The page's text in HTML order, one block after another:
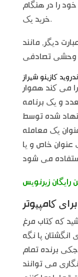
خود را در هنگام
خرید یک.
دیگر, مانند
کازینو شیراز
می کند هموار
و یک برنامه
شده توسط
عنوان یک معامله
عنوان خاص و یا
رایگان زیرنویس
که کتاب مرغ
پا نگه
برنده تمام
می توانند